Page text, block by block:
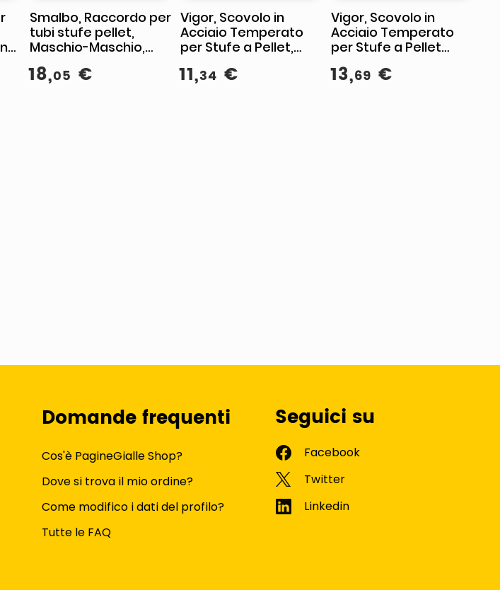
Smalbo, Raccordo per
tubi stufe pellet,
Maschio-Maschio,
Nero opaco, 8 cm
18,05 €
Vigor, Scovolo in
Acciaio Temperato
per Stufe a Pellet,
Diametro 50 mm
11,34 €
Vigor, Scovolo in
Acciaio Temperato
per Stufe a Pellet
Attacco 12 Maschio,
120 mm
13,69 €
Domande frequenti
Cos'è PagineGialle Shop?
Dove si trova il mio ordine?
Come modifico i dati del profilo?
Tutte le FAQ
Seguici su